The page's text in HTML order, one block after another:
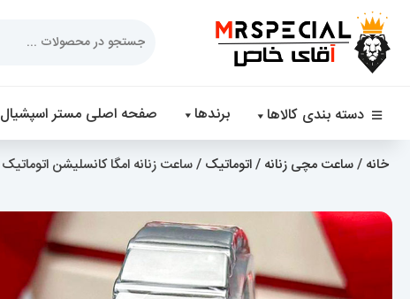
دسته بندی کالاها برندها صفحه اصلی مستر اسپشیال
خانه /ساعت مچی زنانه /اتوماتیک / ساعت زنانه امگا کانسلیشن اتوماتیک OMEGA constllation 020419